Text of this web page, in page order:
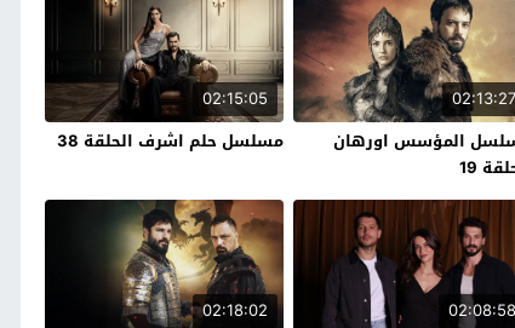
02:13:27
المؤسس اورهان
19
02:15:05
مسلسل حلم اشرف الحلقة 38
02:08:58
02:18:02